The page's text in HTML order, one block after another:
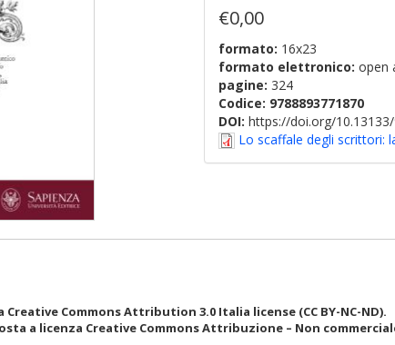
€0,00
formato: 16x23
formato elettronico: open
pagine: 324
Codice: 9788893771870
DOI: https://doi.org/
Lo scaffale degli scrittori:
Commons Attribution 3.0 Italia license (CC BY-NC-ND).
a licenza Creative Commons Attribuzione – Non